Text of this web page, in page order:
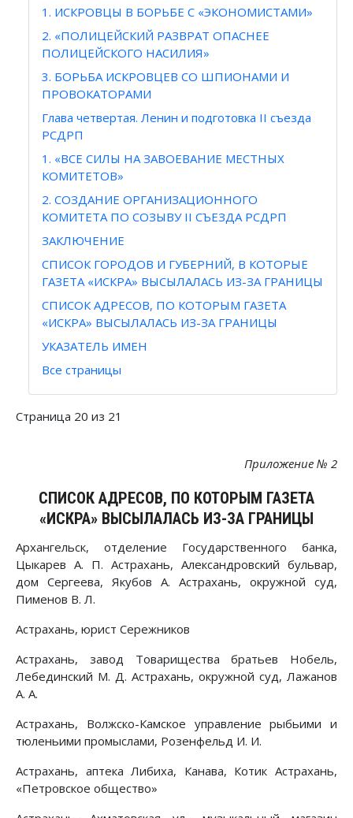
1. ИСКРОВЦЫ В БОРЬБЕ С «ЭКОНОМИСТАМИ»
2. «ПОЛИЦЕЙСКИЙ РАЗВРАТ ОПАСНЕЕ
ПОЛИЦЕЙСКОГО НАСИЛИЯ»
3. БОРЬБА ИСКРОВЦЕВ СО ШПИОНАМИ И
ПРОВОКАТОРАМИ
Глава четвертая. Ленин и подготовка II съезда
РСДРП
1. «ВСЕ СИЛЫ НА ЗАВОЕВАНИЕ МЕСТНЫХ
КОМИТЕТОВ»
2. СОЗДАНИЕ ОРГАНИЗАЦИОННОГО
КОМИТЕТА ПО СОЗЫВУ II СЪЕЗДА РСДРП
ЗАКЛЮЧЕНИЕ
СПИСОК ГОРОДОВ И ГУБЕРНИЙ, В КОТОРЫЕ
ГАЗЕТА «ИСКРА» ВЫСЫЛАЛАСЬ ИЗ-ЗА ГРАНИЦЫ
СПИСОК АДРЕСОВ, ПО КОТОРЫМ ГАЗЕТА
«ИСКРА» ВЫСЫЛАЛАСЬ ИЗ-ЗА ГРАНИЦЫ
УКАЗАТЕЛЬ ИМЕН
Все страницы
Страница 20 из 21
Приложение № 2
СПИСОК АДРЕСОВ, ПО КОТОРЫМ ГАЗЕТА
«ИСКРА» ВЫСЫЛАЛАСЬ ИЗ-ЗА ГРАНИЦЫ
Архангельск, отделение Государственного банка,
Цыкарев А. П. Астрахань, Александровский бульвар,
дом Сергеева, Якубов А. Астрахань, окружной суд,
Пименов В. Л.
Астрахань, юрист Сережников
Астрахань, завод Товарищества братьев Нобель,
Лебединский М. Д. Астрахань, окружной суд, Лажанов
А. А.
Астрахань, Волжско-Камское управление рыбьими и
тюленьими промыслами, Розенфельд И. И.
Астрахань, аптека Либиха, Канава, Котик Астрахань,
«Петровское общество»